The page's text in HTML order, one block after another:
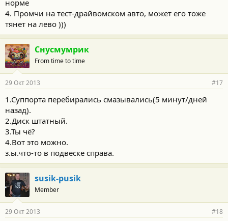
норме
4. Промчи на тест-драйвомском авто, может его тоже
тянет на лево )))
Снусмумрик
From time to time
29 Окт 2013 #17
1.Суппорта перебирались смазывались(5 минут/дней
назад).
2.Диск штатный.
3.Ты чё?
4.Вот это можно.
з.ы.что-то в подвеске справа.
susik-pusik
Member
29 Окт 2013 #18